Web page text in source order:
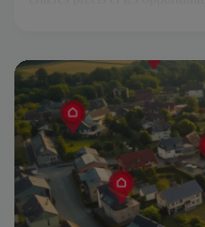
l’application atHome.lu. Une
quotidien […]